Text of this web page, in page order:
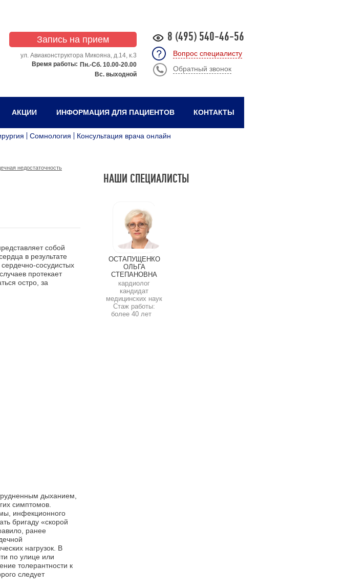
8 (495) 540-46-56
Вопрос специалисту
Обратный звонок
Запись на прием
ул. Авиаконструктора Микояна, д.14, к.3
Пн.-Сб. 10.00-20.00
Вс. выходной
Время работы:
АКЦИИ ИНФОРМАЦИЯ ДЛЯ ПАЦИЕНТОВ КОНТАКТЫ
Сомнология Консультация врача онлайн
недостаточность
собой
в результате
сосудистых
протекает
остро, за
дыханием,
симптомов.
инфекционного
бригаду «скорой
ранее
нагрузок. В
по улице или
толерантности к
следует
НАШИ СПЕЦИАЛИСТЫ
ОСТАПУЩЕНКО
ОЛЬГА
СТЕПАНОВНА
кардиолог
кандидат
медицинских наук
Стаж работы:
более 40 лет